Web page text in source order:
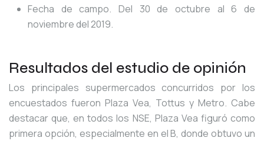
Fecha de campo. Del 30 de octubre al 6 de
noviembre del 2019.
Resultados del estudio de opinión
Los principales supermercados concurridos por los
encuestados fueron Plaza Vea, Tottus y Metro. Cabe
destacar que, en todos los NSE, Plaza Vea figuró como
primera opción, especialmente en el B, donde obtuvo un